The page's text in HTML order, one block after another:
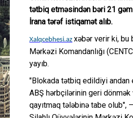
tətbiq etməsindən bəri 21
İrana tərəf istiqamət alıb.
Xalqcebhesi.az xəbər verir ki, bu
Mərkəzi Komandanlığı
yayıb.
"Blokada tətbiq edildiyi andan
ABŞ hərbçilərinin geri dönmək
qayıtmaq tələbinə tabe olub",